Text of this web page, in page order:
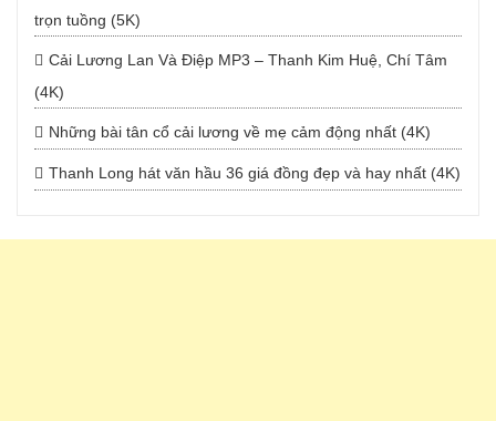
trọn tuồng (5K)
Cải Lương Lan Và Điệp MP3 – Thanh Kim Huệ, Chí Tâm
(4K)
Những bài tân cổ cải lương về mẹ cảm động nhất (4K)
Thanh Long hát văn hầu 36 giá đồng đẹp và hay nhất (4K)